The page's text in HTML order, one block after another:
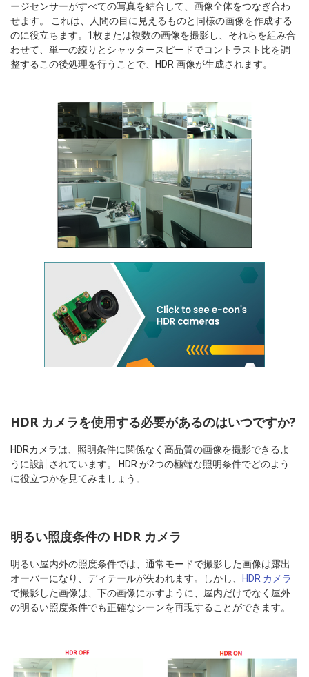
ージセンサーがすべての写真を結合して、画像全体をつなぎ合わ
せます。 これは、人間の目に見えるものと同様の画像を作成する
のに役立ちます。1枚または複数の画像を撮影し、それらを組み合
わせて、単一の絞りとシャッタースピードでコントラスト比を調
整するこの後処理を行うことで、HDR 画像が生成されます。
HDR カメラを使用する必要があるのはいつですか?
HDRカメラは、照明条件に関係なく高品質の画像を撮影できるよ
うに設計されています。 HDR が2つの極端な照明条件でどのよう
に役立つかを見てみましょう。
明るい照度条件の HDR カメラ
明るい屋内外の照度条件では、通常モードで撮影した画像は露出
オーバーになり、ディテールが失われます。しかし、
HDR カメラ
で撮影した画像は、下の画像に示すように、屋内だけでなく屋外
の明るい照度条件でも正確なシーンを再現することができます。